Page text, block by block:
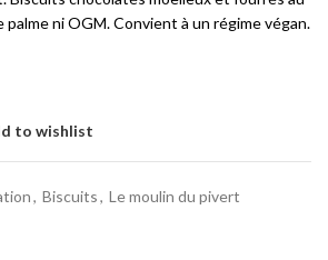
palme ni OGM. Convient à un régime végan.
to wishlist
, Biscuits, Le moulin du pivert